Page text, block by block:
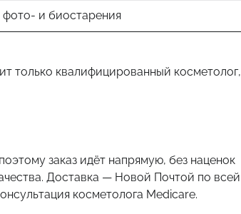
фото- и биостарения
только квалифицированный косметолог,
заказ идёт напрямую, без наценок
Доставка — Новой Почтой по всей
косметолога Medicare.